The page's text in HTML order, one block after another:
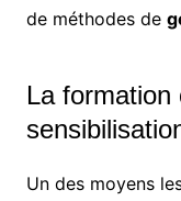
de méthodes de
La formation
Un des moyens